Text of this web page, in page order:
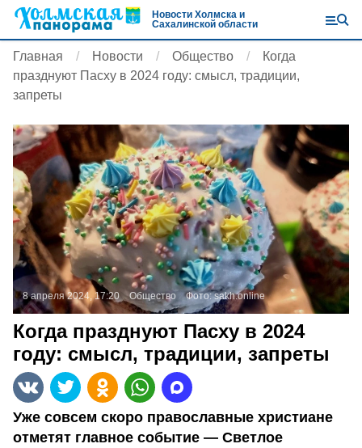
Новости Холмска и
Сахалинской области
Главная Новости Общество
Когда
празднуют Пасху в 2024 году: смысл, традиции,
запреты
8 апреля 2024, 17:20 Общество Фото:sakh.online
Когда празднуют Пасху в 2024
году: смысл, традиции, запреты
Уже совсем скоро православные христиане
отметят главное событие — Светлое